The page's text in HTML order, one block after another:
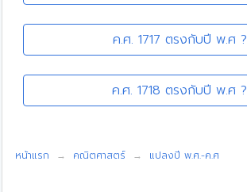
ค.ศ. 1717 ตรงกับปี พ.ศ ?
ค.ศ. 1718 ตรงกับปี พ.ศ ?
หน้าแรก คณิตศาสตร์ แปลงปี พ.ศ.-ค.ศ